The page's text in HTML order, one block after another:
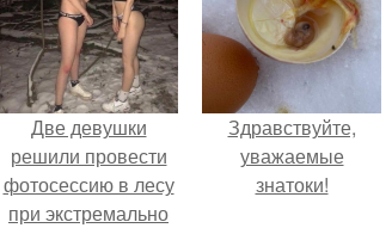
вольер к горилле.
Две девушки
решили провести
фотосессию в лесу
при экстремально
Здравствуйте,
уважаемые
знатоки!